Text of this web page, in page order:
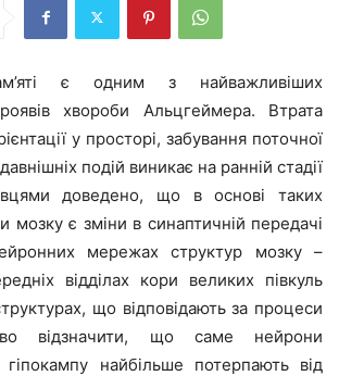
є одним з найважливіших
хвороби Альцгеймера. Втрата
у просторі, забування поточної
подій виникає на ранній стадії
доведено, що в основі таких
мозку є зміни в синаптичній передачі
мережах структур мозку –
відділах кори великих півкуль
що відповідають за процеси
відзначити, що саме нейрони
найбільше потерпають від